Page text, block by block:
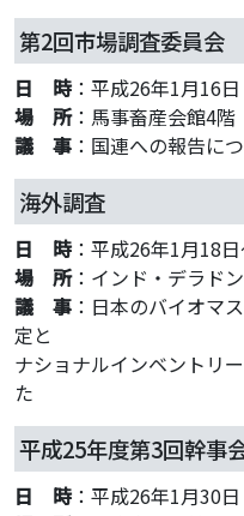
第2回市場調査委員会
日 時：平成26年1月16
場 所：馬事畜産会館4
議 事 ：国連への報告に
海外調査
日 時：平成26年1月18
場 所：インド・デラド
議 事 ：日本のバイオマ
定と
ナショナルインベントリ
た
平成25年度第3回幹事
日 時：平成26年1月30